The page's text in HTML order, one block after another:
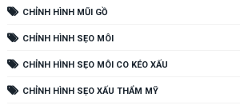
CHỈNH HÌNH MŨI GỒ
CHỈNH HÌNH SẸO MÔI
CHỈNH HÌNH SẸO MÔI CO KÉO XẤU
CHỈNH HÌNH SẸO XẤU THẨM MỸ